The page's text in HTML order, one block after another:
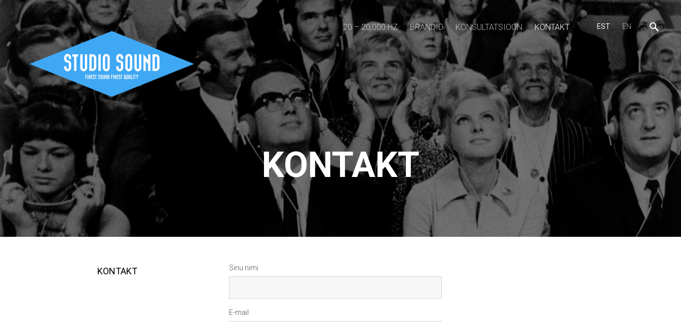
20 – 20,000 HZ BRÄNDID KONSULTATSIOON KONTAKT EST EN
KONTAKT
KONTAKT Sinu nimi
E-mail